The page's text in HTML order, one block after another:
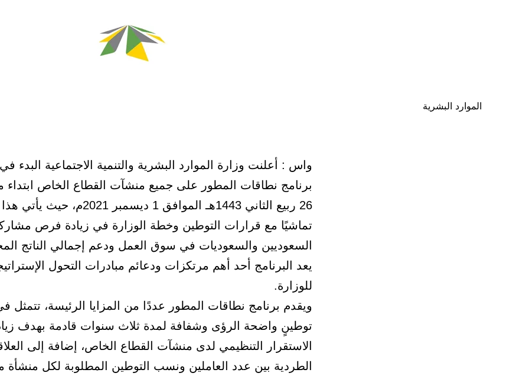
الموارد البشرية
واس : أعلنت وزارة الموارد البشرية والتنمية الاجتماعية البدء
برنامج نطاقات المطور على جميع منشآت القطاع الخاص ابتداء
26 ربيع الثاني 1443هـ الموافق 1 ديسمبر 2021م،
تماشيًا مع قرارات التوطين وخطة الوزارة في زيادة فرص
السعوديين والسعوديات في سوق العمل ودعم إجمالي الناتج
يعد البرنامج أحد أهم مرتكزات ودعائم مبادرات التحول
للوزارة.
ويقدم برنامج نطاقات المطور عددًا من المزايا الرئيسة، تتمثل
توطينٍ واضحة الرؤى وشفافة لمدة ثلاث سنوات قادمة بهدف
الاستقرار التنظيمي لدى منشآت القطاع الخاص، إضافة إلى
الطردية بين عدد العاملين ونسب التوطين المطلوبة لكل منشأة